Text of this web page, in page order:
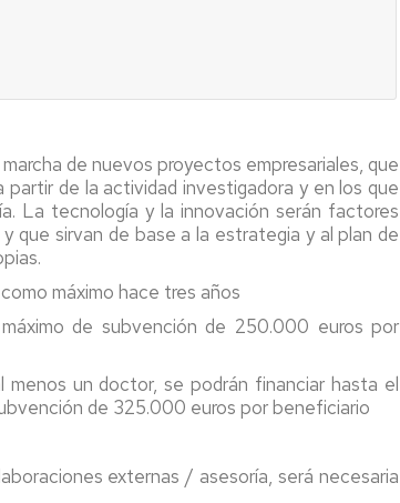
de nuevos proyectos empresariales, que
de la actividad investigadora y en los que
La tecnología y la innovación serán factores
que sirvan de base a la estrategia y al plan de
máximo hace tres años
de subvención de 250.000 euros por
un doctor, se podrán financiar hasta el
de 325.000 euros por beneficiario
externas / asesoría, será necesaria